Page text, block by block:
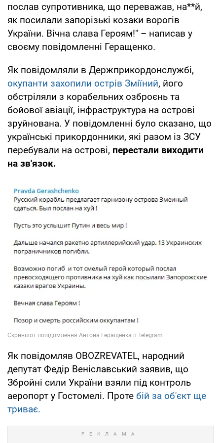
послав супротивника, що переважав, на**й,
як посилали запорізькі козаки ворогів
України. Вічна слава Героям!" – написав у
своєму повідомленні Геращенко.
Як повідомляли в Держприкордонслужбі,
окупанти захопили острів Зміїний, його
обстріляли з корабельних озброєнь та
бойової авіації, інфраструктура на острові
зруйнована. У повідомленні було сказано, що
українські прикордонники, які разом із ЗСУ
перебували на острові, перестали виходити
на зв'язок.
Як повідомляв OBOZREVATEL, народний
депутат Федір Веніславський заявив, що
Збройні сили України взяли під контроль
аеропорт у Гостомелі. Проте бій за об'єкт ще
триває.